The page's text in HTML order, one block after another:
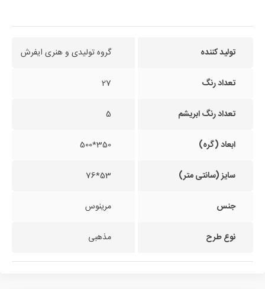
تولید کننده گروه تولیدی و هنری ایفرش
تعداد رنگ 27
تعداد رنگ ابریشم 5
ابعاد (گره) 350*500
سایز (سانتی متر) 53*76
جنس مرینوس
نوع طرح مذهبی